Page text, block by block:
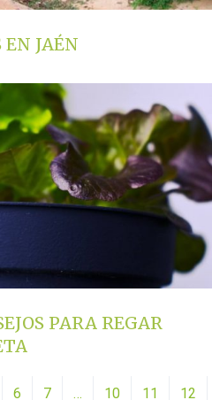
EN JAÉN
PARA REGAR
6 7 … 10 11 12